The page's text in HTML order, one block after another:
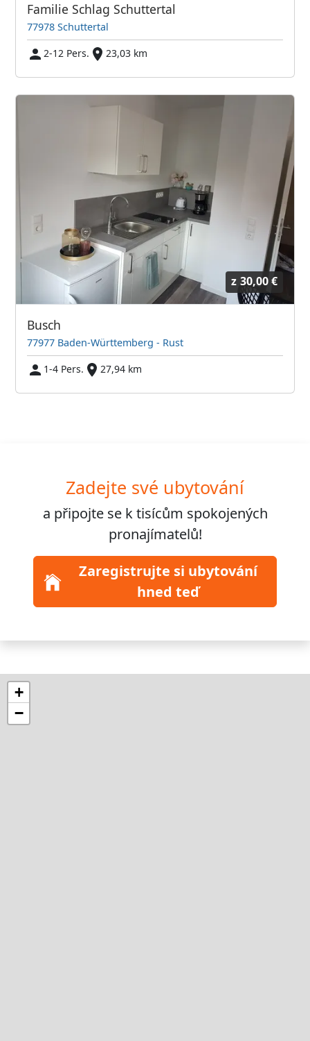
Familie Schlag Schuttertal
77978 Schuttertal
2-12 Pers.
23,03 km
z 30,00 €
Busch
77977 Baden-Württemberg - Rust
1-4 Pers.
27,94 km
Zadejte své ubytování
a připojte se ktisícům spokojených
pronajímatelů!
Zaregistrujte si ubytování
hned teď
+
−